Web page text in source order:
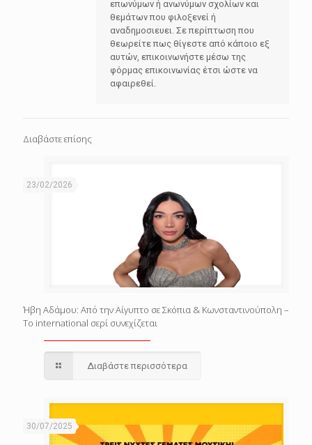
επωνύμων ή ανωνύμων σχολίων και
θεμάτων που φιλοξενεί ή
αναδημοσιευει. Σε περίπτωση που
θεωρείτε πως θίγεστε από κάποιο εξ
αυτών, επικοινωνήστε μέσω της
φόρμας επικοινωνίας έτσι ώστε να
αφαιρεθεί.
Διαβάστε επίσης
23/02/2026
Ήβη Αδάμου: Από την Αίγυπτο σε Σκόπια & Κωνσταντινούπολη –
Το international σερί συνεχίζεται
Διαβάστε περισσότερα
30/07/2025